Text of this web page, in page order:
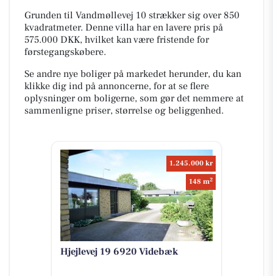
Grunden til Vandmøllevej 10 strækker sig over 850
kvadratmeter. Denne villa har en lavere pris på
575.000 DKK, hvilket kan være fristende for
førstegangskøbere.
Se andre nye boliger på markedet herunder, du kan
klikke dig ind på annoncerne, for at se flere
oplysninger om boligerne, som gør det nemmere at
sammenligne priser, størrelse og beliggenhed.
1.245.000 kr
148 m2
Hjejlevej 19 6920 Videbæk